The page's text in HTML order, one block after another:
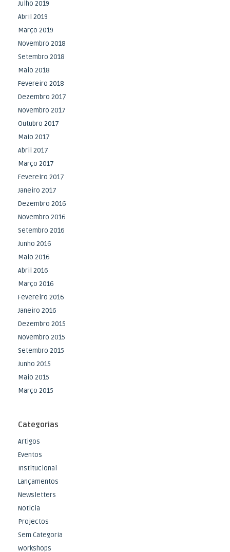
Julho 2019
Abril 2019
Março 2019
Novembro 2018
Setembro 2018
Maio 2018
Fevereiro 2018
Dezembro 2017
Novembro 2017
Outubro 2017
Maio 2017
Abril 2017
Março 2017
Fevereiro 2017
Janeiro 2017
Dezembro 2016
Novembro 2016
Setembro 2016
Junho 2016
Maio 2016
Abril 2016
Março 2016
Fevereiro 2016
Janeiro 2016
Dezembro 2015
Novembro 2015
Setembro 2015
Junho 2015
Maio 2015
Março 2015
Categorias
Artigos
Eventos
Institucional
Lançamentos
Newsletters
Noticia
Projectos
Sem Categoria
Workshops